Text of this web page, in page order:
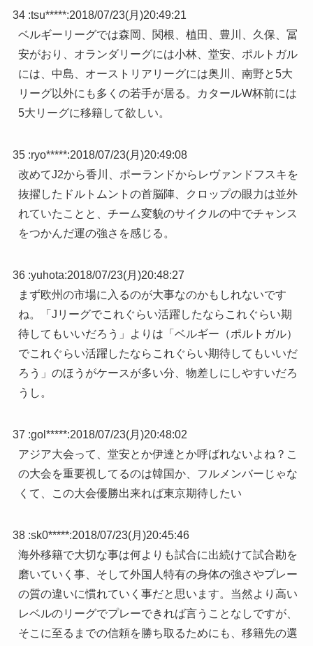
34 :tsu*****:2018/07/23(月)20:49:21
ベルギーリーグでは森岡、関根、植田、豊川、久保、冨
安がおり、オランダリーグには小林、堂安、ポルトガル
には、中島、オーストリアリーグには奥川、南野と5大
リーグ以外にも多くの若手が居る。カタールW杯前には
5大リーグに移籍して欲しい。
35 :ryo*****:2018/07/23(月)20:49:08
改めてJ2から香川、ポーランドからレヴァンドフスキを
抜擢したドルトムントの首脳陣、クロップの眼力は並外
れていたことと、チーム変貌のサイクルの中でチャンス
をつかんだ運の強さを感じる。
36 :yuhota:2018/07/23(月)20:48:27
まず欧州の市場に入るのが大事なのかもしれないです
ね。「Jリーグでこれぐらい活躍したならこれぐらい期
待してもいいだろう」よりは「ベルギー（ポルトガル）
でこれぐらい活躍したならこれぐらい期待してもいいだ
ろう」のほうがケースが多い分、物差しにしやすいだろ
うし。
37 :gol*****:2018/07/23(月)20:48:02
アジア大会って、堂安とか伊達とか呼ばれないよね？こ
の大会を重要視してるのは韓国か、フルメンバーじゃな
くて、この大会優勝出来れば東京期待したい
38 :sk0*****:2018/07/23(月)20:45:46
海外移籍で大切な事は何よりも試合に出続けて試合勘を
磨いていく事、そして外国人特有の身体の強さやプレー
の質の違いに慣れていく事だと思います。当然より高い
レベルのリーグでプレーできれば言うことなしですが、
そこに至るまでの信頼を勝ち取るためにも、移籍先の選